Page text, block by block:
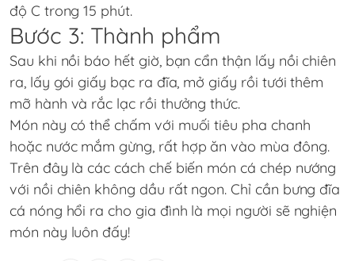
độ C trong 15 phút.
Bước 3: Thành phẩm
Sau khi nồi báo hết giờ, bạn cẩn thận lấy nồi chiên
ra, lấy gói giấy bạc ra đĩa, mở giấy rồi tưới thêm
mỡ hành và rắc lạc rồi thưởng thức.
Món này có thể chấm với muối tiêu pha chanh
hoặc nước mắm gừng, rất hợp ăn vào mùa đông.
Trên đây là các cách chế biến món cá chép nướng
với nồi chiên không dầu rất ngon. Chỉ cần bưng đĩa
cá nóng hổi ra cho gia đình là mọi người sẽ nghiện
món này luôn đấy!